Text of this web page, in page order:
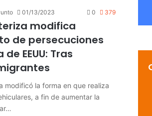
01/13/2023 0 379
modifica
de persecuciones
EEUU: Tras
modificó la forma en que realiza
a fin de aumentar la